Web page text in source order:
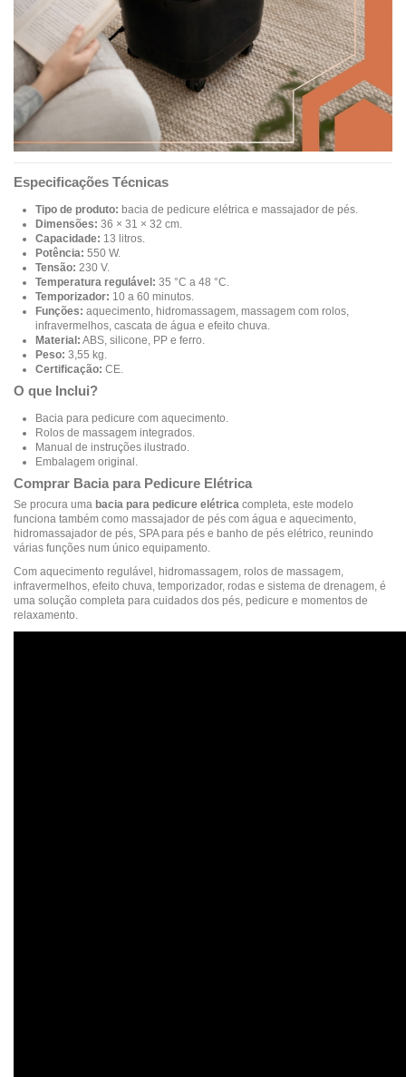
Especificações Técnicas
Tipo de produto: bacia de pedicure elétrica e massajador de pés.
Dimensões: 36 × 31 × 32 cm.
Capacidade: 13 litros.
Potência: 550 W.
Tensão: 230 V.
Temperatura regulável: 35 °C a 48 °C.
Temporizador: 10 a 60 minutos.
Funções: aquecimento, hidromassagem, massagem com rolos,
infravermelhos, cascata de água e efeito chuva.
Material: ABS, silicone, PP e ferro.
Peso: 3,55 kg.
Certificação: CE.
O que Inclui?
Bacia para pedicure com aquecimento.
Rolos de massagem integrados.
Manual de instruções ilustrado.
Embalagem original.
Comprar Bacia para Pedicure Elétrica
Se procura uma bacia para pedicure elétrica completa, este modelo
funciona também como massajador de pés com água e aquecimento,
hidromassajador de pés, SPA para pés e banho de pés elétrico, reunindo
várias funções num único equipamento.
Com aquecimento regulável, hidromassagem, rolos de massagem,
infravermelhos, efeito chuva, temporizador, rodas e sistema de drenagem, é
uma solução completa para cuidados dos pés, pedicure e momentos de
relaxamento.